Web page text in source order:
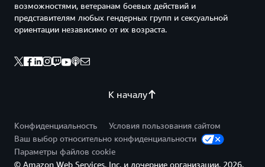
К началу
возможностями, ветеранам боевых действий и
представителям любых гендерных групп и сексуальной
ориентации независимо от их возраста.
Конфиденциальность
Условия пользования сайтом
Ваш выбор относительно конфиденциальности
Параметры файлов cookie
© Amazon Web Services, Inc. и дочерние организации, 2026.